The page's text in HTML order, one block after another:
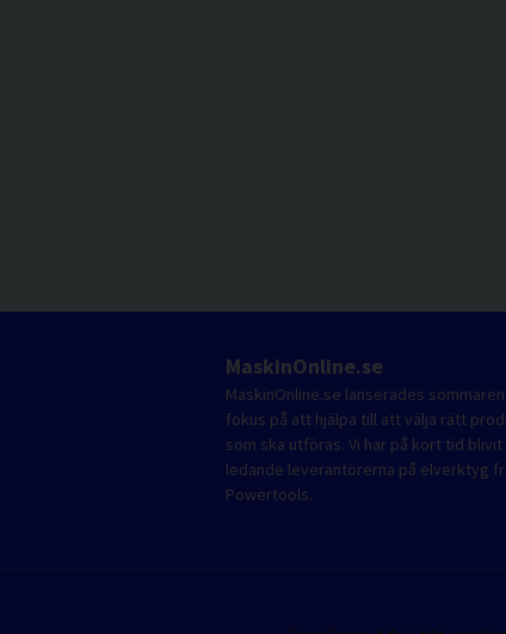
MaskinOnline.se
MaskinOnline.se lanserades
fokus på att hjälpa till att välja rätt
som ska utföras. Vi har på kort tid blivit
ledande leverantörerna på elverktyg
Powertools.